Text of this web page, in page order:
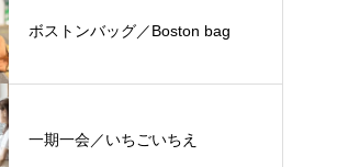
ボストンバッグ／Boston bag
一期一会／いちごいちえ